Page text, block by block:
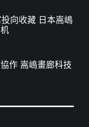
向收藏 日本嵩嶋
作 嵩嶋畫廊科技